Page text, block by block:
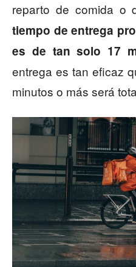
reparto de comida o
tiempo de entrega
es de tan solo 17
entrega es tan eficaz
minutos o más será